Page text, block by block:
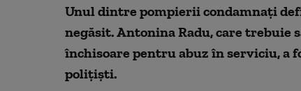
Unul dintre pompierii condamnați
negăsit. Antonina Radu, care trebuie
închisoare pentru abuz în serviciu, a
polițiști.